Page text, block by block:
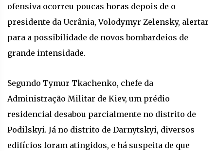
ofensiva ocorreu poucas horas depois de o
presidente da Ucrânia, Volodymyr Zelensky, alertar
para a possibilidade de novos bombardeios de
grande intensidade.
Segundo Tymur Tkachenko, chefe da
Administração Militar de Kiev, um prédio
residencial desabou parcialmente no distrito de
Podilskyi. Já no distrito de Darnytskyi, diversos
edifícios foram atingidos, e há suspeita de que